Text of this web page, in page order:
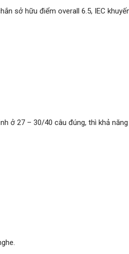
sở hữu điểm overall 6.5, IEC
ở 27 – 30/40 câu đúng, thì khả